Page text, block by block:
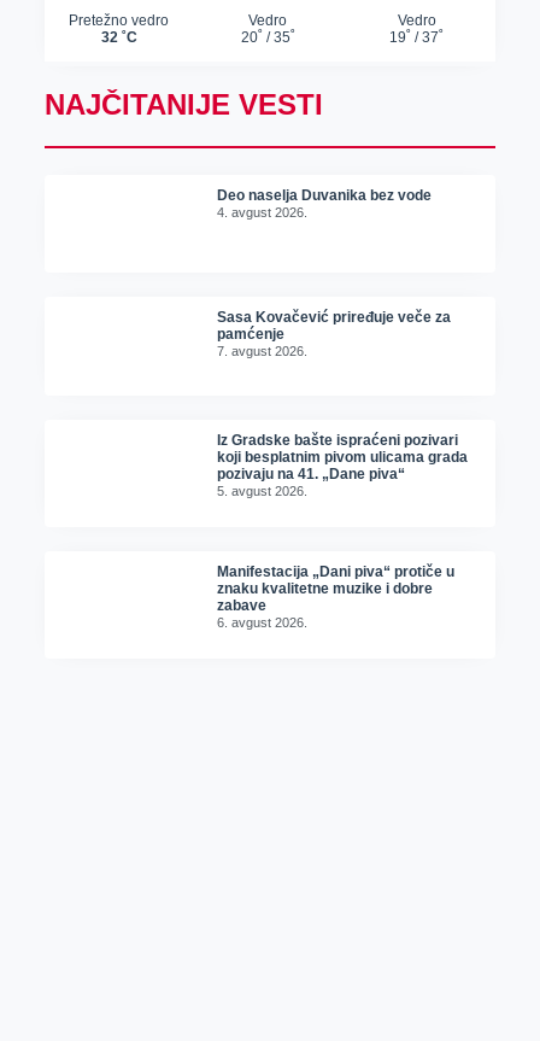
NAJČITANIJE VESTI
Deo naselja Duvanika bez vode
4. avgust 2026.
Sasa Kovačević priređuje veče za
pamćenje
7. avgust 2026.
Iz Gradske bašte ispraćeni pozivari
koji besplatnim pivom ulicama grada
pozivaju na 41. „Dane piva“
5. avgust 2026.
Manifestacija „Dani piva“ protiče u
znaku kvalitetne muzike i dobre
zabave
6. avgust 2026.